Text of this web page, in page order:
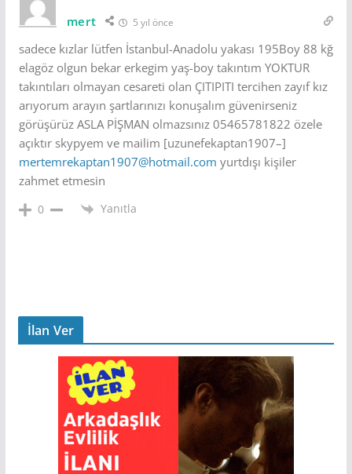
mert 5 yıl önce
sadece kızlar lütfen İstanbul-Anadolu yakası 195Boy 88 kğ
elagöz olgun bekar erkegim yaş-boy takıntım YOKTUR
takıntıları olmayan cesareti olan ÇITIPITI tercihen zayıf kız
arıyorum arayın şartlarınızı konuşalım güvenirseniz
görüşürüz ASLA PİŞMAN olmazsınız 05465781822 özele
açıktır skypyem ve mailim [uzunefekaptan1907–]
mertemrekaptan1907@hotmail.com yurtdışı kişiler
zahmet etmesin
0 Yanıtla
İlan Ver